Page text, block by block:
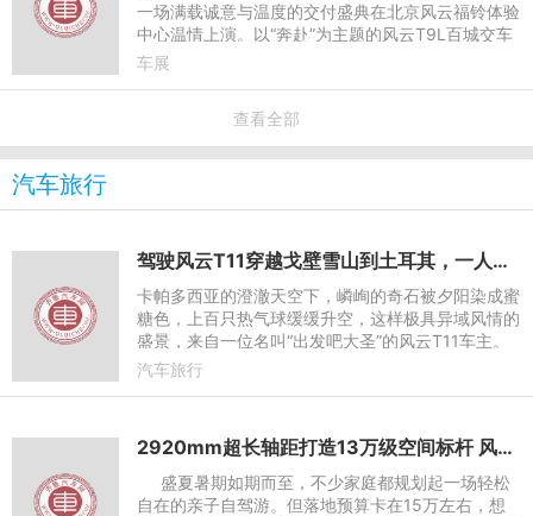
一场满载诚意与温度的交付盛典在北京风云福铃体验
中心温情上演。以“奔赴”为主题的风云T9L百城交车
暨首批车主交付仪式正式举行，距离4月13日风云T9
车展
查看全部
汽车旅行
驾驶风云T11穿越戈壁雪山到土耳其，一人一车见证中国智造出海故事
卡帕多西亚的澄澈天空下，嶙峋的奇石被夕阳染成蜜
糖色，上百只热气球缓缓升空，这样极具异域风情的
盛景，来自一位名叫“出发吧大圣”的风云T11车主。
今年5月，他从合肥出发，耗时二十多天，自驾前往
汽车旅行
2920mm超长轴距打造13万级空间标杆 风云T9L伴你奔赴惬意暑期亲子之旅
盛夏暑期如期而至，不少家庭都规划起一场轻松
自在的亲子自驾游。但落地预算卡在15万左右，想